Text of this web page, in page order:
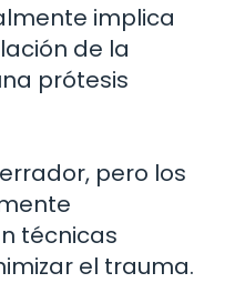
implica
de la
prótesis
pero los
técnicas
el trauma.